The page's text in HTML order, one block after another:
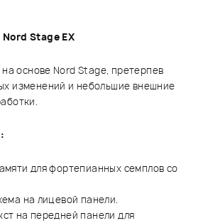
Stage EX
основе Nord Stage, претерпев
изменений и небольшие внешние
для фортепианных семплов со
на лицевой панели.
на передней панели для